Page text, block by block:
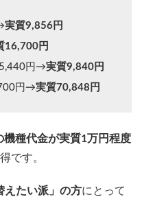
実質9,856円
16,700円
円→実質9,840円
円→実質70,848円
種代金が実質1万円程度
です。
えたい派」の方にとって